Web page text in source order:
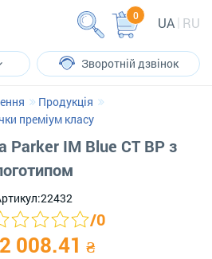
UA RU
0
Зворотній дзвінок
Продукція
преміум класу
Parker IM Blue CT BP з
22432
/0
2 008.41 ₴